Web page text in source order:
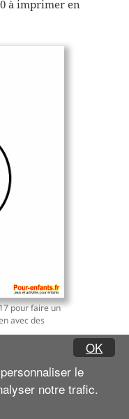
OK
le
notre trafic.
à imprimer en
pour faire un
avec des
!